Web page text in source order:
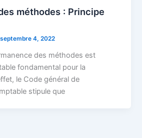
méthodes : Principe
septembre 4, 2022
des méthodes est
fondamental pour la
le Code général de
stipule que